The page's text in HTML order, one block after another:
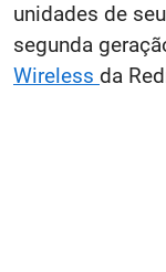
unidades de
segunda
Wireless da